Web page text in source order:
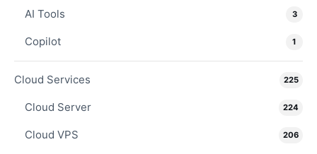
AI Tools 3
Copilot 1
Cloud Services 225
Cloud Server 224
Cloud VPS 206